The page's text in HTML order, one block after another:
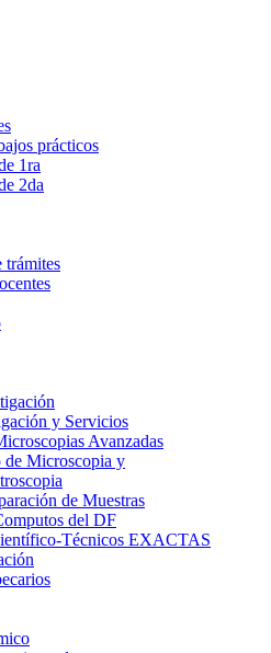
prácticos
1ra
2da
trámites
y Servicios
Avanzadas
de Microscopia y
de Muestras
del DF
Técnicos EXACTAS